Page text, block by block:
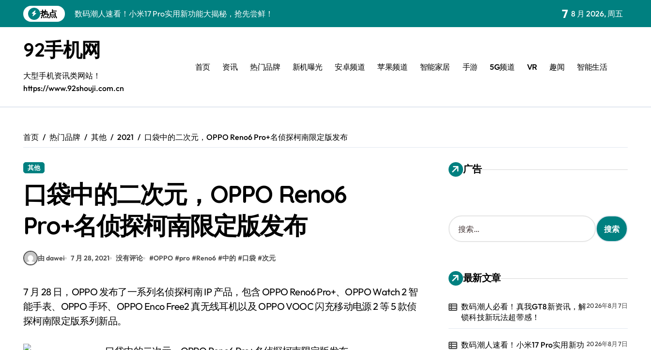
到
热点
数码潮人速看！小米17 Pro实用新功能大揭秘，抢先尝鲜！
三星Galaxy S26炸场！黑科技狂飙，手机圈要被这波创新掀翻了！
数码潮人揭秘！三星Galaxy Z Fold7手机管家新亮点抢先瞅
S25 Ultra颜值炸裂！定制主题潮翻天
S24+震撼登场，玩转手机美学新姿势！
A56 5G登场，潮玩新定义！
数码潮人必看！真我GT8新资讯，解锁科技新玩法超带感！
7 8 月 2026, 周五
92手机网
大型手机资讯类网站！
https://www.92shouji.com.cn
首页 资讯 热门品牌 新机曝光 安卓频道 苹果频道 智能家居 手游 5G频道 VR 趣闻 智能生活
首页 热门品牌 其他 2021 口袋中的二次元，OPPO Reno6 Pro+名侦探柯南限定版发布
其他
口袋中的二次元，OPPO Reno6
Pro+名侦探柯南限定版发布
由 dawei 7 月 28, 2021 没有评论 #OPPO #pro #Reno6 #中的 #口袋 #次元
7 月 28 日，OPPO 发布了一系列名侦探柯南 IP 产品，包含 OPPO Reno6 Pro+、OPPO Watch 2 智
能手表、OPPO 手环、OPPO Enco Free2 真无线耳机以及 OPPO VOOC 闪充移动电源 2 等 5 款侦
探柯南限定版系列新品。
广告
搜
索
：
最新文章
数码潮人必看！真我GT8新资讯，解
锁科技新玩法超带感！
2026年8月7日
数码潮人速看！小米17 Pro实用新功 2026年8月7日